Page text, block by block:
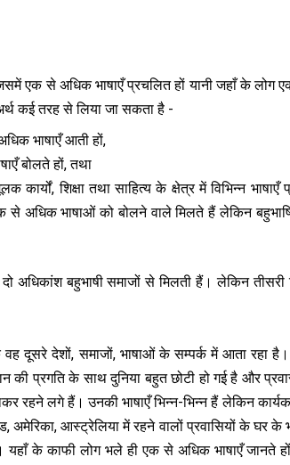
एक से अधिक भाषाएँ प्रचलित हों यानी जहाँ के लोग
कई तरह से लिया जा सकता है -
भाषाएँ आती हों,
बोलते हों, तथा
कार्यों, शिक्षा तथा साहित्य के क्षेत्र में विभिन्न
से अधिक भाषाओं को बोलने वाले मिलते हैं लेकिन
अधिकांश बहुभाषी समाजों से मिलती हैं। लेकिन
दूसरे देशों, समाजों, भाषाओं के सम्पर्क में आता रहा है।
प्रगति के साथ दुनिया बहुत छोटी हो गई है और
रहने लगे हैं। उनकी भाषाएँ भिन्न-भिन्न हैं लेकिन
अमेरिका, आस्ट्रेलिया में रहने वालों प्रवासियों के घर के
यहाँ के काफी लोग भले ही एक से अधिक भाषाएँ जानते